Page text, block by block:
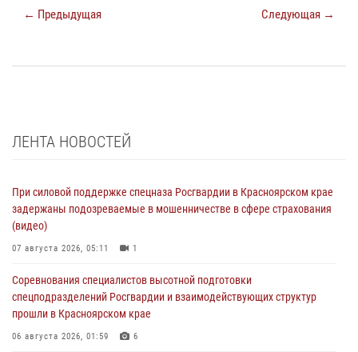
← Предыдущая Следующая →
ЛЕНТА НОВОСТЕЙ
При силовой поддержке спецназа Росгвардии в Красноярском крае
задержаны подозреваемые в мошенничестве в сфере страхования
(видео)
07 августа 2026, 05:11 1
Соревнования специалистов высотной подготовки
спецподразделений Росгвардии и взаимодействующих структур
прошли в Красноярском крае
06 августа 2026, 01:59 6